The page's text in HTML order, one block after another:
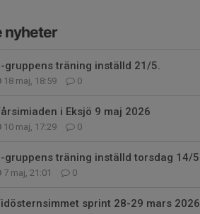
nyheter
gruppens träning inställd 21/5.
18 maj, 18:59 0
i Eksjö 9 maj 2026
10 maj, 17:29 0
gruppens träning inställd torsdag 14/5
7 maj, 21:01 0
sprint 28-29 mars 2026